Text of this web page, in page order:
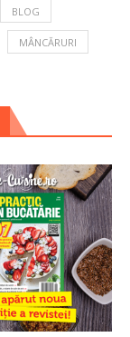
BLOG
MÂNCĂRURI